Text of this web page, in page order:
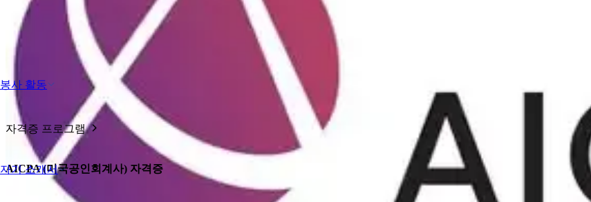
봉사 활동
자기 소개서
자격증 프로그램
AICPA (미국공인회계사) 자격증